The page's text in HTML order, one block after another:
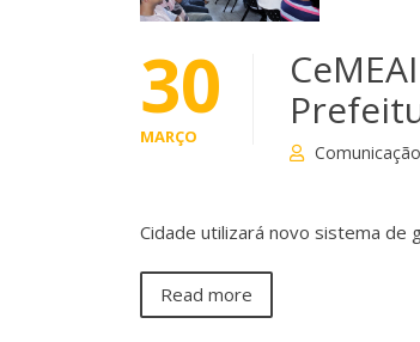
30
MARÇO
Cidade utilizará novo sistema de
Read more